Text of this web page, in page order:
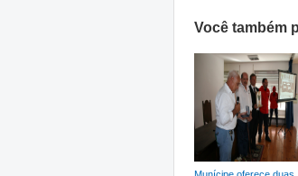
Você também